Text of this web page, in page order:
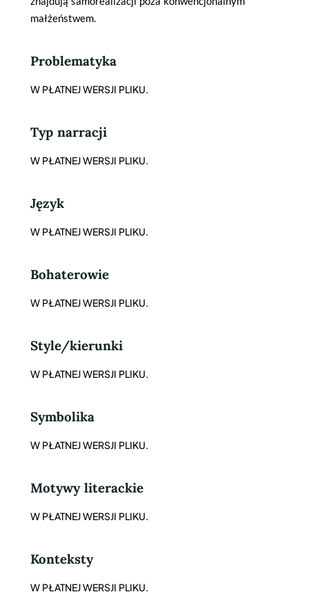
małżeństwem.
Problematyka
W PŁATNEJ WERSJI PLIKU.
Typ narracji
W PŁATNEJ WERSJI PLIKU.
Język
W PŁATNEJ WERSJI PLIKU.
Bohaterowie
W PŁATNEJ WERSJI PLIKU.
Style/kierunki
W PŁATNEJ WERSJI PLIKU.
Symbolika
W PŁATNEJ WERSJI PLIKU.
Motywy literackie
W PŁATNEJ WERSJI PLIKU.
Konteksty
W PŁATNEJ WERSJI PLIKU.